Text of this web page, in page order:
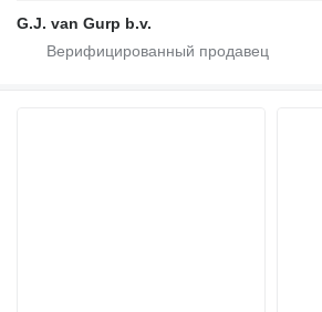
G.J. van Gurp b.v.